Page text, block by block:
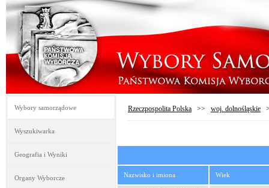
Wybory samorządowe
Wyszukiwarka
Geografia i Wyniki
Organy Wyborcze
Rzeczpospolita Polska >> woj. dolnośląskie
Nazwisko i imiona Wiek